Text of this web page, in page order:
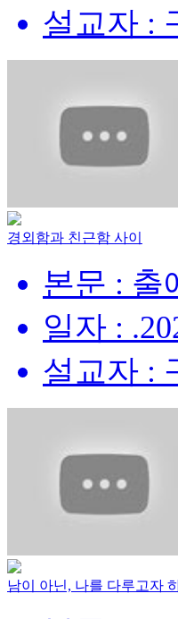
설교자 :
경외함과 친근함 사이
본문 : 출
일자 :
설교자 :
남이 아닌, 나를 다루고자